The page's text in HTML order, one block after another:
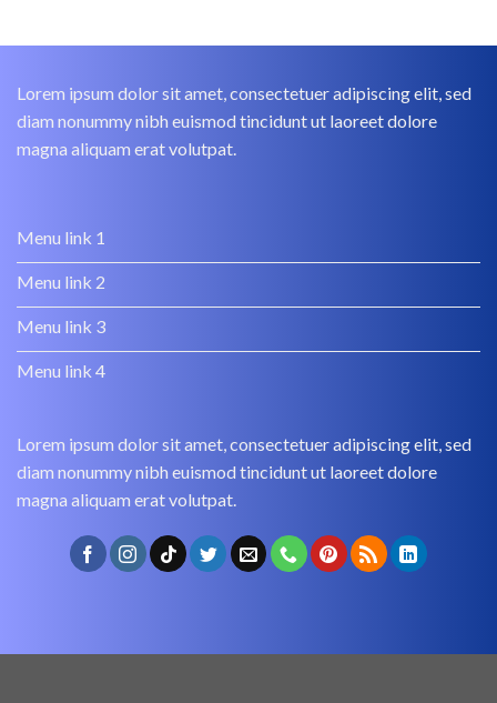
Lorem ipsum dolor sit amet, consectetuer adipiscing elit, sed
diam nonummy nibh euismod tincidunt ut laoreet dolore
magna aliquam erat volutpat.
Menu link 1
Menu link 2
Menu link 3
Menu link 4
Lorem ipsum dolor sit amet, consectetuer adipiscing elit, sed
diam nonummy nibh euismod tincidunt ut laoreet dolore
magna aliquam erat volutpat.